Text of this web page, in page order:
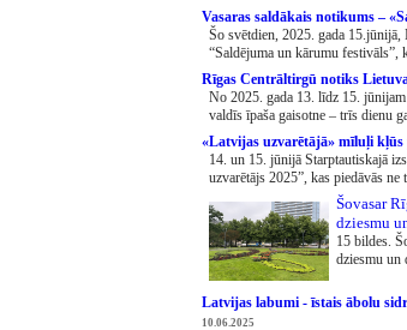
Vasaras saldākais notikums –
Šo svētdien, 2025. gada
“Saldējuma un kārumu festivāls”,
Rīgas Centrāltirgū notiks
No 2025. gada 13. līdz 15.
valdīs īpaša gaisotne – trīs dienu
«Latvijas uzvarētājā» mīluļi kļūs
14. un 15. jūnijā Starptautiskajā
uzvarētājs 2025”, kas piedāvās ne
Šovasar
dziesmu
15 bildes.
dziesmu un
Latvijas labumi - īstais ābolu
10.06.2025